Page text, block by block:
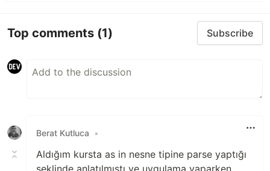
Top comments (1) Subscribe
Berat Kutluca •
Aldığım kursta as in nesne tipine parse yaptığı